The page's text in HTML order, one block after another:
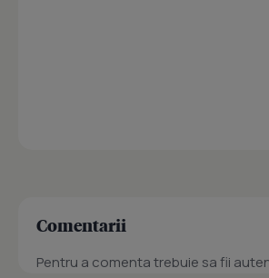
Comentarii
Pentru a comenta trebuie sa fii